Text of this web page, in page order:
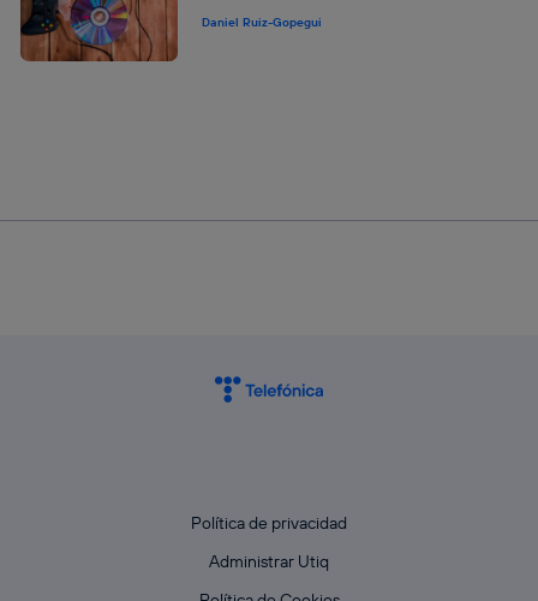
Daniel Ruiz-Gopegui
Política de privacidad
Administrar Utiq